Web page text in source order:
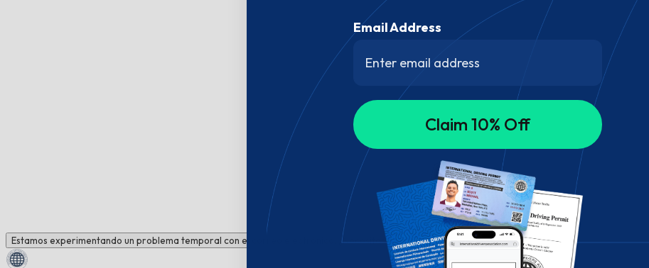
Estamos experimentando un problema temporal con el correo electrónico. ¿Necesitas ayuda? ¡Chatea con nosotros!
Email Address
Claim 10% Off